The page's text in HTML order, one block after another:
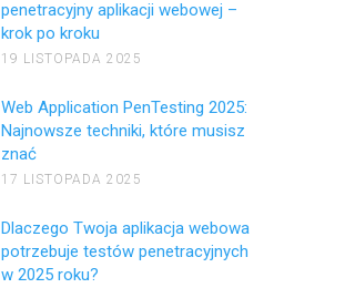
penetracyjny aplikacji webowej –
krok po kroku
19 LISTOPADA 2025
Web Application PenTesting 2025:
Najnowsze techniki, które musisz
znać
17 LISTOPADA 2025
Dlaczego Twoja aplikacja webowa
potrzebuje testów penetracyjnych
w 2025 roku?